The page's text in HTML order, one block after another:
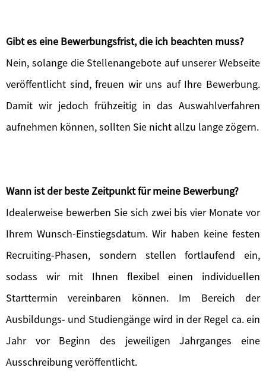
Gibt es eine Bewerbungsfrist, die ich beachten muss?
Nein, solange die Stellenangebote auf unserer Webseite
veröffentlicht sind, freuen wir uns auf Ihre Bewerbung.
Damit wir jedoch frühzeitig in das Auswahlverfahren
aufnehmen können, sollten Sie nicht allzu lange zögern.
Wann ist der beste Zeitpunkt für meine Bewerbung?
Idealerweise bewerben Sie sich zwei bis vier Monate vor
Ihrem Wunsch-Einstiegsdatum. Wir haben keine festen
Recruiting-Phasen, sondern stellen fortlaufend ein,
sodass wir mit Ihnen flexibel einen individuellen
Starttermin vereinbaren können. Im Bereich der
Ausbildungs- und Studiengänge wird in der Regel ca. ein
Jahr vor Beginn des jeweiligen Jahrganges eine
Ausschreibung veröffentlicht.